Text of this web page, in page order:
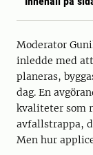
Moderator
inledde med
planeras,
dag. En
kvaliteter som
avfallstrappa,
Men hur